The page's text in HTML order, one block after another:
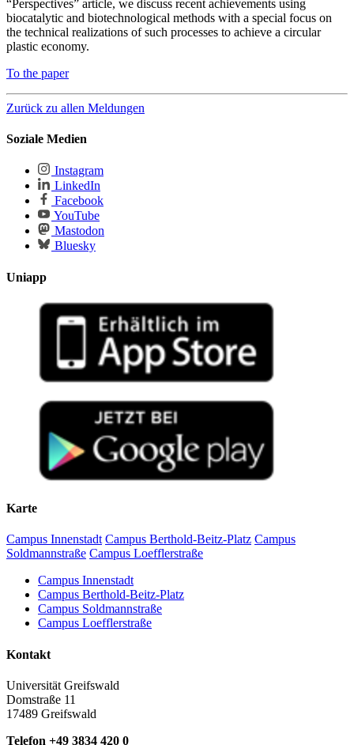
“Perspectives” article, we discuss recent achievements using
biocatalytic and biotechnological methods with a special focus on
the technical realizations of such processes to achieve a circular
plastic economy.
To the paper
Zurück zu allen Meldungen
Soziale Medien
Instagram
LinkedIn
Facebook
YouTube
Mastodon
Bluesky
Uniapp
Karte
Campus Innenstadt Campus Berthold-Beitz-Platz Campus
Soldmannstraße Campus Loefflerstraße
Campus Innenstadt
Campus Berthold-Beitz-Platz
Campus Soldmannstraße
Campus Loefflerstraße
Kontakt
Universität Greifswald
Domstraße 11
17489 Greifswald
Telefon +49 3834 420 0